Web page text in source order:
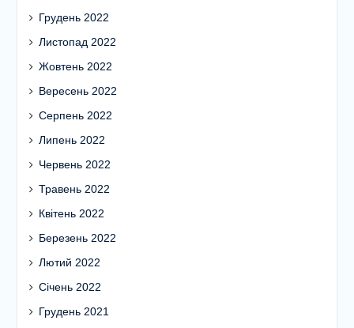
Грудень 2022
Листопад 2022
Жовтень 2022
Вересень 2022
Серпень 2022
Липень 2022
Червень 2022
Травень 2022
Квітень 2022
Березень 2022
Лютий 2022
Січень 2022
Грудень 2021